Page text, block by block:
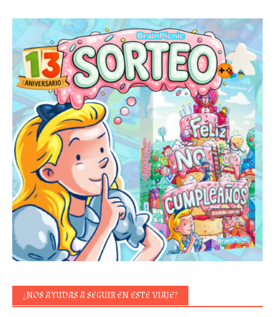
¿NOS AYUDAS A SEGUIR EN ESTE VIAJE?